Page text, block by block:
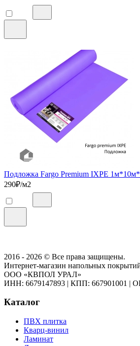
Подложка Fargo Premium IXPE
290₽/м2
2016 - 2026 © Все права защищены.
Интернет-магазин напольных
ООО «КВПОЛ УРАЛ»
ИНН: 6679147893 | КПП: 667901001 |
Каталог
ПВХ плитка
Кварц-винил
Ламинат